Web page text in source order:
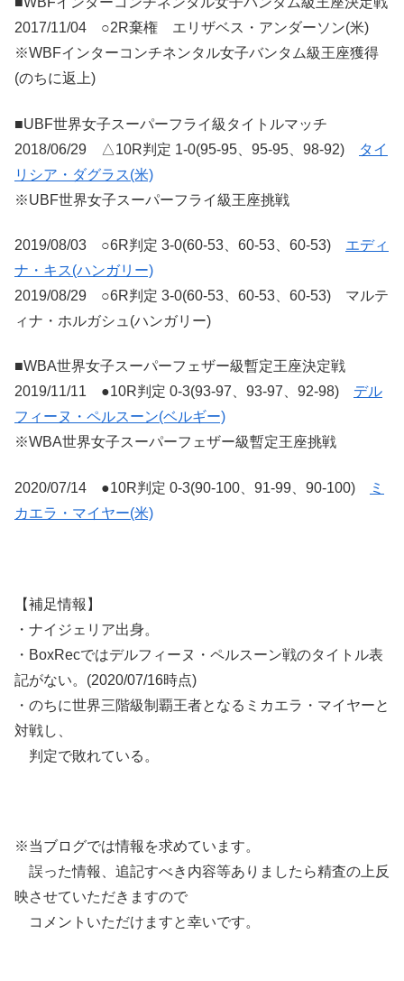
2017/11/04 ○2R棄権 エリザベス・アンダーソン(米)
※WBFインターコンチネンタル女子バンタム級王座獲得
(のちに返上)
■UBF世界女子スーパーフライ級タイトルマッチ
2018/06/29 △10R判定 1-0(95-95、95-95、98-92)
タイ
リシア・ダグラス(米)
※UBF世界女子スーパーフライ級王座挑戦
2019/08/03 ○6R判定 3-0(60-53、60-53、60-53) エディ
ナ・キス(ハンガリー)
2019/08/29 ○6R判定 3-0(60-53、60-53、60-53) マルテ
ィナ・ホルガシュ(ハンガリー)
■WBA世界女子スーパーフェザー級暫定王座決定戦
2019/11/11 ●10R判定 0-3(93-97、93-97、92-98) デル
フィーヌ・ペルスーン(ベルギー)
※WBA世界女子スーパーフェザー級暫定王座挑戦
2020/07/14 ●10R判定 0-3(90-100、91-99、90-100)
ミ
カエラ・マイヤー(米)
【補足情報】
・ナイジェリア出身。
・BoxRecではデルフィーヌ・ペルスーン戦のタイトル表
記がない。(2020/07/16時点)
・のちに世界三階級制覇王者となるミカエラ・マイヤーと
対戦し、
判定で敗れている。
※当ブログでは情報を求めています。
誤った情報、追記すべき内容等ありましたら精査の上反
映させていただきますので
コメントいただけますと幸いです。